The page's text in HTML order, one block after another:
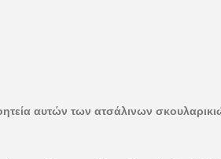
αυτών των ατσάλινων